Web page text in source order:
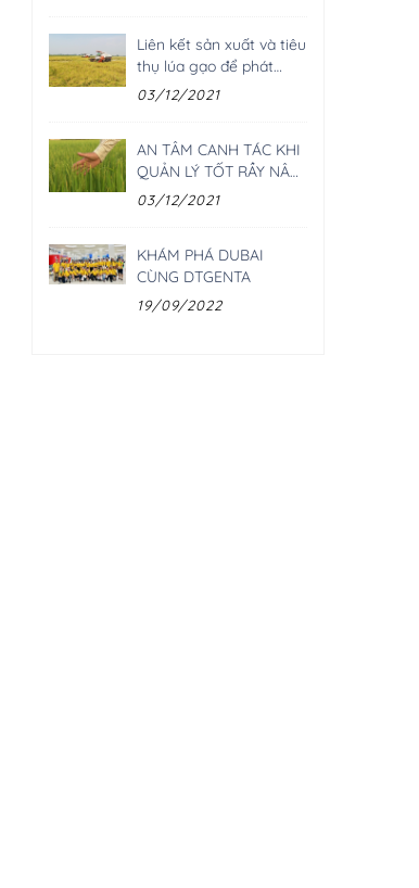
Liên kết sản xuất và tiêu
thụ lúa gạo để phát
triển bền vững
03/12/2021
AN TÂM CANH TÁC KHI
QUẢN LÝ TỐT RẦY NÂU
GÂY HẠI
03/12/2021
KHÁM PHÁ DUBAI
CÙNG DTGENTA
19/09/2022